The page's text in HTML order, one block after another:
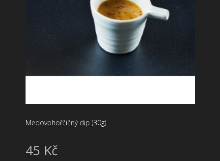
Medovohořčičný dip (30g)
45 Kč